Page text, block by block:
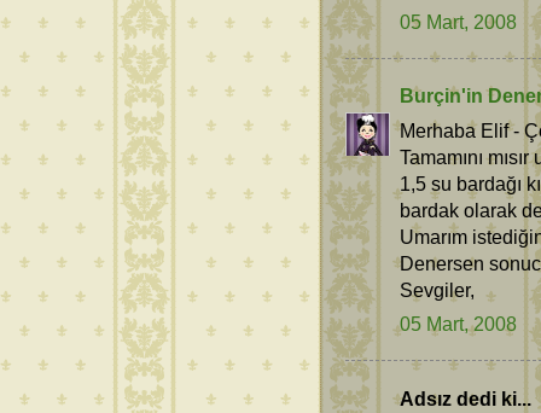
05 Mart, 2008
Burçin'in
Merhaba Elif -
Tamamını
1,5 su bardağı
bardak olarak
Umarım
Denersen
Sevgiler,
05 Mart, 2008
Adsız dedi ki...